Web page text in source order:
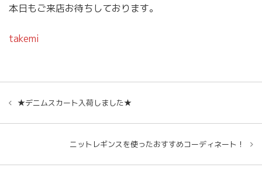
本日もご来店お待ちしております。
takemi
★デニムスカート入荷しました★
ニットレギンスを使ったおすすめコーディネート！